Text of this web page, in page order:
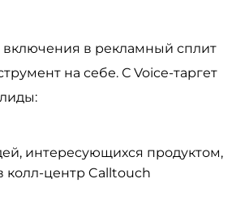
включения в рекламный сплит
на себе. С Voice-таргет
интересующихся продуктом,
колл-центр Calltouch